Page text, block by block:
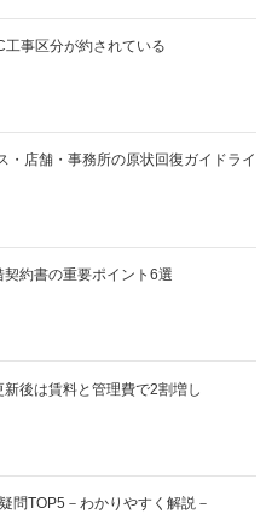
事区分が約されている
・店舗・事務所の原状回復ガイドライ
約書の重要ポイント6選
後は賃料と管理費で2割増し
問TOP5－わかりやすく解説－